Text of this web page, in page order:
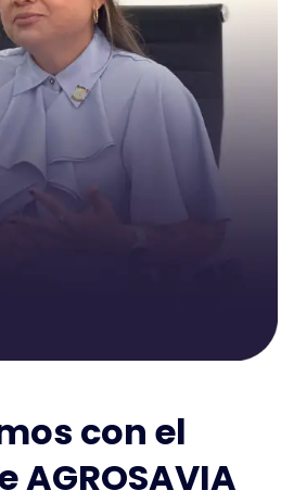
con el
AGROSAVIA